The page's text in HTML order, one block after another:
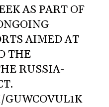
AS PART OF
AIMED AT
THE
RUSSIA-